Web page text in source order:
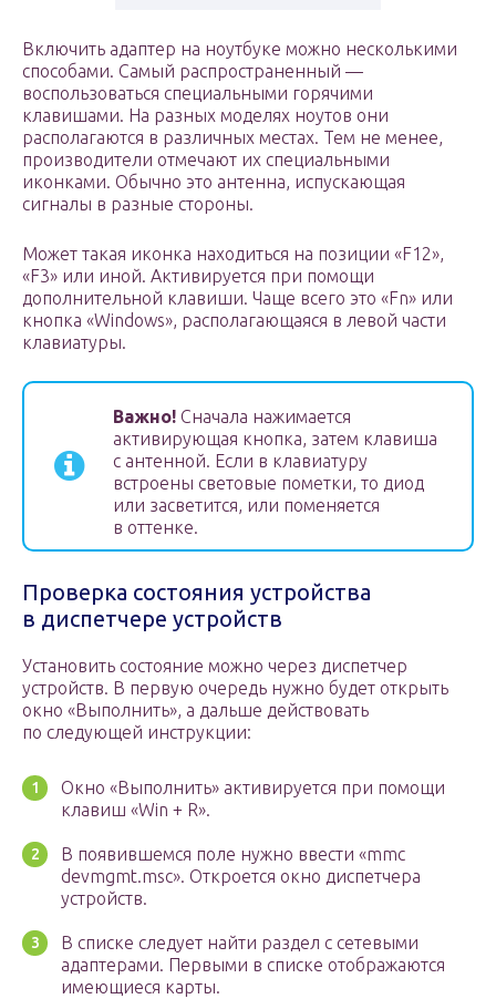
Включить адаптер на ноутбуке можно несколькими
способами. Самый распространенный —
воспользоваться специальными горячими
клавишами. На разных моделях ноутов они
располагаются в различных местах. Тем не менее,
производители отмечают их специальными
иконками. Обычно это антенна, испускающая
сигналы в разные стороны.
Может такая иконка находиться на позиции «F12»,
«F3» или иной. Активируется при помощи
дополнительной клавиши. Чаще всего это «Fn» или
кнопка «Windows», располагающаяся в левой части
клавиатуры.
Важно! Сначала нажимается
активирующая кнопка, затем клавиша
с антенной. Если в клавиатуру
встроены световые пометки, то диод
или засветится, или поменяется
в оттенке.
Проверка состояния устройства
в диспетчере устройств
Установить состояние можно через диспетчер
устройств. В первую очередь нужно будет открыть
окно «Выполнить», а дальше действовать
по следующей инструкции:
Окно «Выполнить» активируется при помощи
клавиш «Win + R».
В появившемся поле нужно ввести «mmc
devmgmt.msc». Откроется окно диспетчера
устройств.
В списке следует найти раздел с сетевыми
адаптерами. Первыми в списке отображаются
имеющиеся карты.